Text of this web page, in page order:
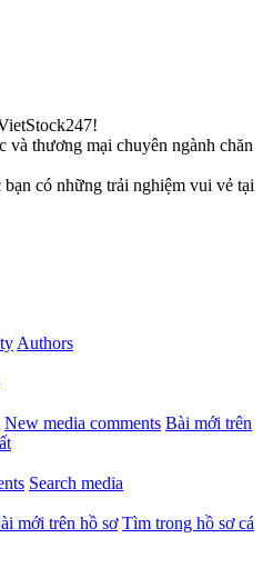
thương mại chuyên ngành chăn
bạn có những trải nghiệm vui vẻ tại
Authors
New media comments Bài mới trên
Search media
mới trên hồ sơ Tìm trong hồ sơ cá